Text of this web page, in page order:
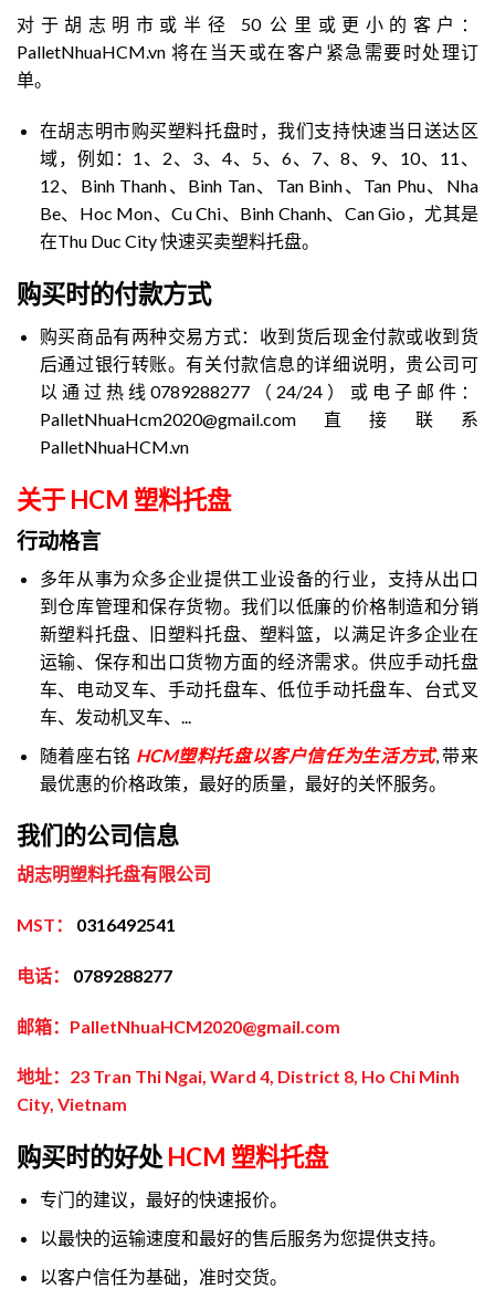
对于胡志明市或半径 50 公里或更小的客户：
PalletNhuaHCM.vn 将在当天或在客户紧急需要时处理订
单。
在胡志明市购买塑料托盘时，我们支持快速当日送达区
域，例如：1、2、3、4、5、6、7、8、9、10、11、
12、Binh Thanh、Binh Tan、Tan Binh、Tan Phu、Nha
Be、Hoc Mon、Cu Chi、Binh Chanh、Can Gio，尤其是
在Thu Duc City 快速买卖塑料托盘。
购买时的付款方式
购买商品有两种交易方式：收到货后现金付款或收到货
后通过银行转账。有关付款信息的详细说明，贵公司可
以通过热线0789288277（24/24）或电子邮件：
PalletNhuaHcm2020@gmail.com直接联系
PalletNhuaHCM.vn
关于 HCM 塑料托盘
行动格言
多年从事为众多企业提供工业设备的行业，支持从出口
到仓库管理和保存货物。我们以低廉的价格制造和分销
新塑料托盘、旧塑料托盘、塑料篮，以满足许多企业在
运输、保存和出口货物方面的经济需求。供应手动托盘
车、电动叉车、手动托盘车、低位手动托盘车、台式叉
车、发动机叉车、...
随着座右铭 HCM塑料托盘以客户信任为生活方式,带来
最优惠的价格政策，最好的质量，最好的关怀服务。
我们的公司信息
胡志明塑料托盘有限公司
MST： 0316492541
电话： 0789288277
邮箱：PalletNhuaHCM2020@gmail.com
地址：23 Tran Thi Ngai, Ward 4, District 8, Ho Chi Minh
City, Vietnam
购买时的好处 HCM 塑料托盘
专门的建议，最好的快速报价。
以最快的运输速度和最好的售后服务为您提供支持。
以客户信任为基础，准时交货。